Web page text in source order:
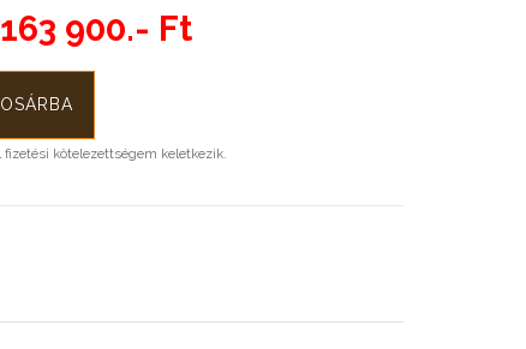
163 900.- Ft
kötelezettségem keletkezik.